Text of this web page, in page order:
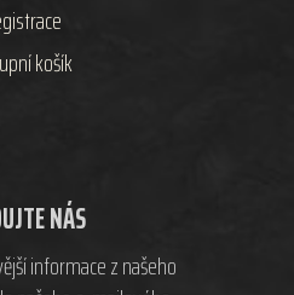
košík
NÁS
informace z našeho